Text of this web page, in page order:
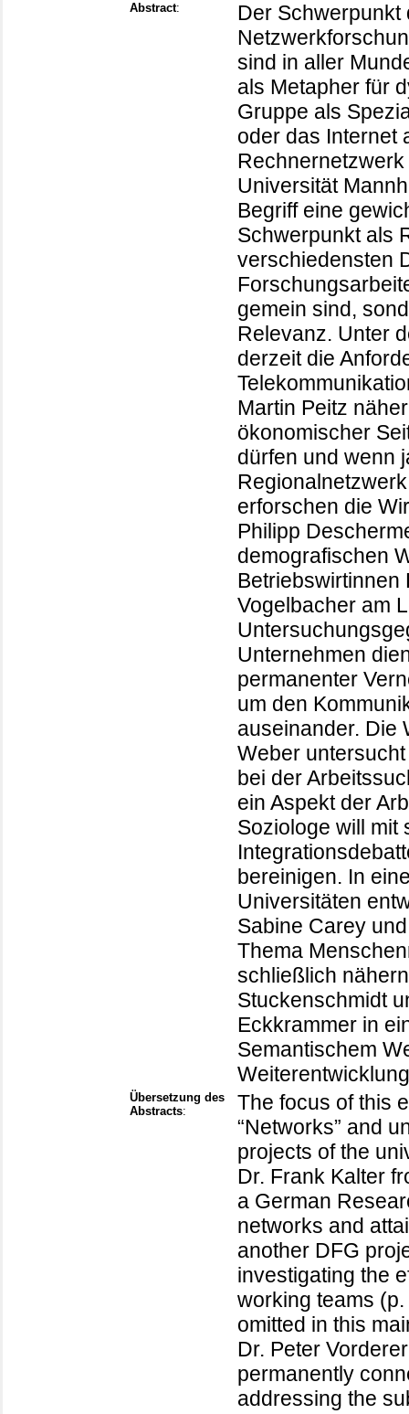
Abstract:
Der Schwerpunkt
sind in aller
als Metapher für
Gruppe als
oder das Internet
Universität
Begriff eine
Schwerpunkt als
verschiedensten
gemein sind,
Relevanz. Unter
derzeit die
Martin Peitz
ökonomischer
dürfen und wenn
erforschen die
Philipp
demografischen
Betriebswirtinnen
Vogelbacher am
Unternehmen
permanenter
um den
auseinander. Die
Weber
bei der
ein Aspekt der
Soziologe will mit
bereinigen. In
Universitäten
Sabine Carey
Thema
schließlich
Stuckenschmidt
Eckkrammer in
Semantischem
Übersetzung des
Abstracts:
The focus of this
“Networks” and
projects of the
Dr. Frank Kalter
a German
networks and
another DFG
investigating the
working teams
omitted in this
Dr. Peter
permanently
addressing the